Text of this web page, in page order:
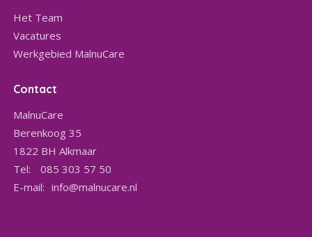
Het Team
Vacatures
Werkgebied MalnuCare
Contact
MalnuCare
Berenkoog 35
1822 BH Alkmaar
Tel:
085 303 57 50
E-mail: info@malnucare.nl